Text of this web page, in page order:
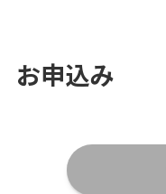
お申込み